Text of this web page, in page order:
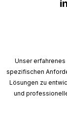
Unser erfahrenes
spezifischen
Lösungen zu
und